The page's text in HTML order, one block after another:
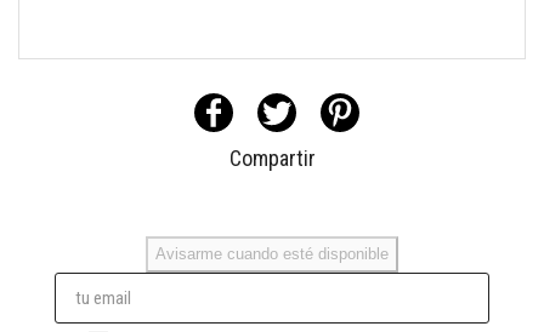
Compartir
Avisarme cuando esté disponible